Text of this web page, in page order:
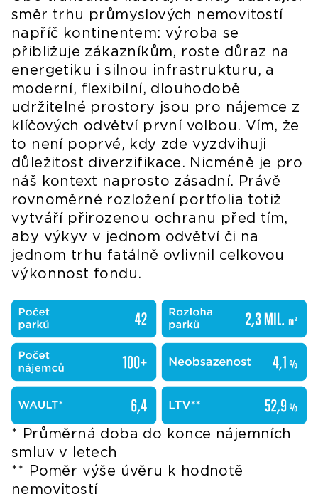
směr trhu průmyslových nemovitostí
napříč kontinentem: výroba se
přibližuje zákazníkům, roste důraz na
energetiku i silnou infrastrukturu, a
moderní, flexibilní, dlouhodobě
udržitelné prostory jsou pro nájemce z
klíčových odvětví první volbou. Vím, že
to není poprvé, kdy zde vyzdvihuji
důležitost diverzifikace. Nicméně je pro
náš kontext naprosto zásadní. Právě
rovnoměrné rozložení portfolia totiž
vytváří přirozenou ochranu před tím,
aby výkyv v jednom odvětví či na
jednom trhu fatálně ovlivnil celkovou
výkonnost fondu.
* Průměrná doba do konce nájemních
smluv v letech
** Poměr výše úvěru k hodnotě
nemovitostí